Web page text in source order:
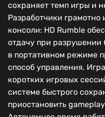
сохраняет темп игры и
Разработчики грамотно
консоли: HD Rumble
отдачу при разрушении
в портативном режиме
способ управления.
коротких игровых
системе быстрого
приостановить